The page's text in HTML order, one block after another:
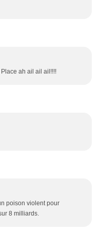
ah ail ail ail!!!!
poison violent pour
8 milliards.